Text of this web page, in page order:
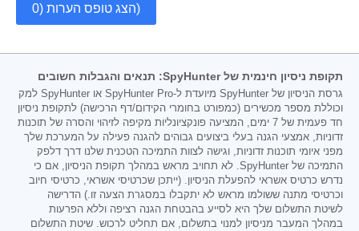
הצג טופס הערות (0)
תקופת ניסיון חינמית של SpyHunter: תנאים והגבלות חשובים
גרסת הניסיון של SpyHunter מיועדת ל-SpyHunter Pro או SpyHunter למק
וכוללת מספר מכשירים (כמפורט בחומרי הקידום/דף הרכישה) לתקופת ניסיון
חד פעמית של 7 ימים, המציעה פונקציונליות מקיפה לזיהוי והסרה של תוכנות
זדוניות, אמצעי הגנה בעלי ביצועים גבוהים להגנה פעילה על המערכת שלך
מפני איומי תוכנות זדוניות, וגישה לצוות התמיכה הטכנית שלנו דרך דלפק
התמיכה של SpyHunter. לא תחויב מראש במהלך תקופת הניסיון, אם כי
נדרש כרטיס אשראי להפעלת הניסיון. (ייתכן שכרטיסי אשראי, כרטיסי חיוב
וכרטיסי מתנה ששולמו מראש לא יתקבלו במסגרת הצעה זו.) הדרישה
לשיטת התשלום שלך היא לסייע בהבטחת הגנה רציפה וללא הפרעות
במהלך המעבר מניסיון למנוי בתשלום, אם תחליט לרכוש. שיטת התשלום